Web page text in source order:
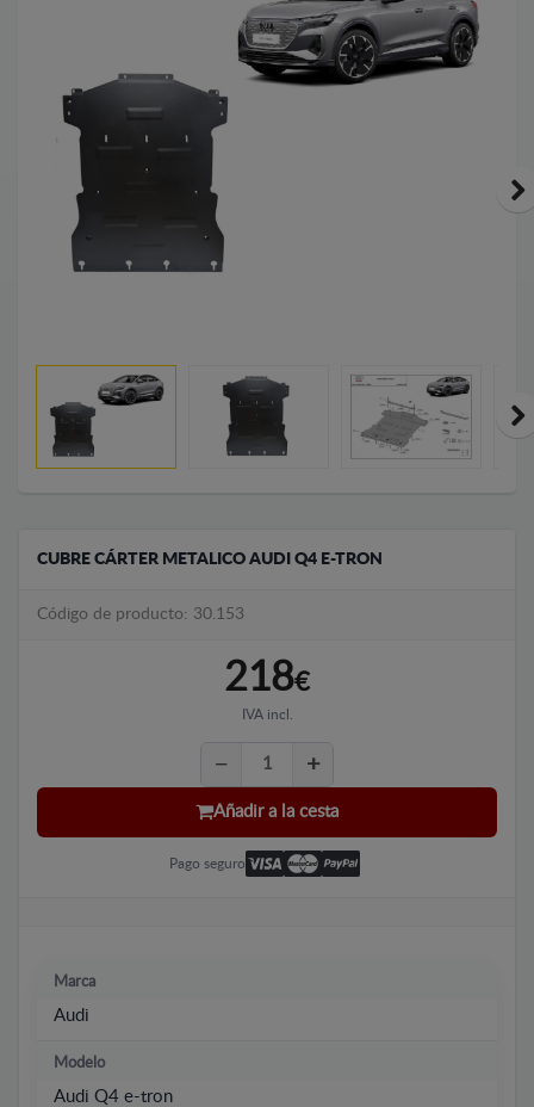
CUBRE CÁRTER METALICO AUDI Q4 E-TRON
Código de producto: 30.153
218€
IVA incl.
Añadir a la cesta
Pago seguro
Marca
Audi
Modelo
Audi Q4 e-tron